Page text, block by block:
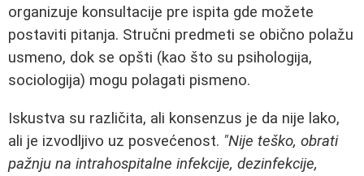
organizuje konsultacije pre ispita gde možete
postaviti pitanja. Stručni predmeti se obično polažu
usmeno, dok se opšti (kao što su psihologija,
sociologija) mogu polagati pismeno.
Iskustva su različita, ali konsenzus je da nije lako,
ali je izvodljivo uz posvećenost. "Nije teško, obrati
pažnju na intrahospitalne infekcije, dezinfekcije,